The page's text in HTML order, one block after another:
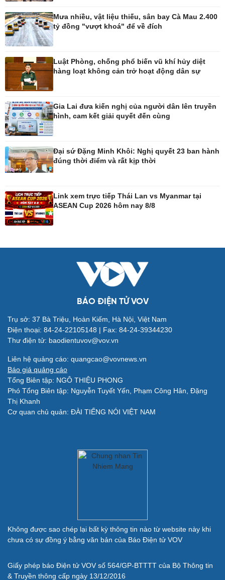
Hậu trường
Ô tô - Xe máy
Ô tô
Tư vấn
Doanh nghiệp
Doanh nhân
Vì cộng đồng
Sành điệu
Tin Công nghệ
Trải nghiệm
Chuyển đổi số
Cây thuốc
Sản phụ khoa
Ăn sạch sống khỏe
Đời sống
Nhà đẹp
Blog
Văn hóa
Âm nhạc
Săn Tour
check-in
Quân sự - Quốc phòng
Vũ khí
Việt Nam
Mưa nhiều, vật liệu thiếu, sân bay Cà Mau 2.400
tỷ đồng "vượt khoá" để về đích
Luật Phòng, chống phổ biến vũ khí hủy diệt
hàng loạt không cản trở hoạt động dân sự
Gia Lai đưa kiến nghị của người dân lên truyền
hình, cam kết giải quyết đến cùng
Đại sứ Đặng Minh Khôi: Nghị quyết 23 ban hành
đúng thời điểm và rất kịp thời
Link xem trực tiếp Thái Lan vs Myanmar tại
ASEAN Cup 2026 hôm nay 8/8
BÁO ĐIỆN TỬ VOV
Trụ sở: 37 Bà Triệu, Hoàn Kiếm, Hà Nội, Việt Nam
Điện thoại: 84-24-22105148 | Fax: 84-24-39344230
Thư điện tử: baodientuvov@vov.vn
Liên hệ quảng cáo: quangcao@vovnews.vn
Báo giá quảng cáo
Tổng Biên tập: NGÔ THIỆU PHONG
Phó Tổng Biên tập: Nguyễn Tuyết Yến, Phạm Công Hân, Đặng
Thị Khanh
Cơ quan chủ quản: ĐÀI TIẾNG NÓI VIỆT NAM
Không được sao chép lại bất kỳ thông tin nào từ website này khi
chưa có sự đồng ý bằng văn bản của Báo Điện tử VOV
Giấy phép báo Điện tử VOV số 564/GP-BTTTT của Bộ Thông tin
& Truyền thông cấp ngày 13/12/2016